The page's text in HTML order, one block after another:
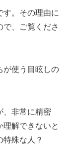
す。その理由に
で、ご覧くださ
が使う目眩しの
、非常に精密
解できないと
殊な人？